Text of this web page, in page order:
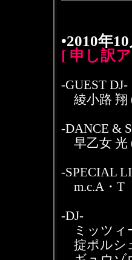
•2010年
[ 申し訳
-GUEST DJ-
綾小路 翔
-DANCE &
早乙女 光
-SPECIAL
m.c.A・T
-DJ-
ミッツィ
掟ポルシ